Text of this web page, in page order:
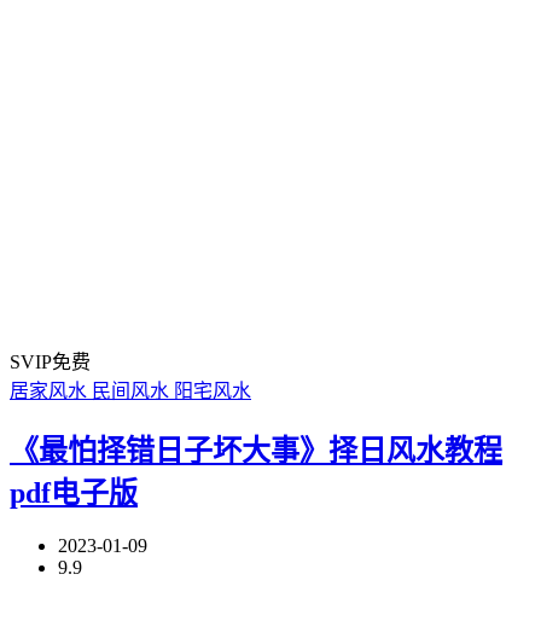
SVIP免费
居家风水 民间风水 阳宅风水
《最怕择错日子坏大事》择日风水教程
pdf电子版
2023-01-09
9.9